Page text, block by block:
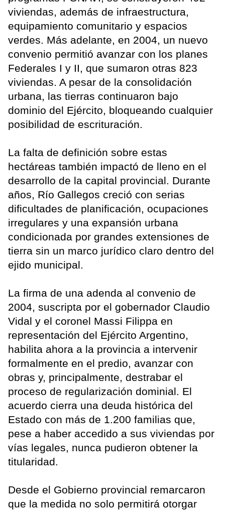
viviendas, además de infraestructura,
equipamiento comunitario y espacios
verdes. Más adelante, en 2004, un nuevo
convenio permitió avanzar con los planes
Federales I y II, que sumaron otras 823
viviendas. A pesar de la consolidación
urbana, las tierras continuaron bajo
dominio del Ejército, bloqueando cualquier
posibilidad de escrituración.
La falta de definición sobre estas
hectáreas también impactó de lleno en el
desarrollo de la capital provincial. Durante
años, Río Gallegos creció con serias
dificultades de planificación, ocupaciones
irregulares y una expansión urbana
condicionada por grandes extensiones de
tierra sin un marco jurídico claro dentro del
ejido municipal.
La firma de una adenda al convenio de
2004, suscripta por el gobernador Claudio
Vidal y el coronel Massi Filippa en
representación del Ejército Argentino,
habilita ahora a la provincia a intervenir
formalmente en el predio, avanzar con
obras y, principalmente, destrabar el
proceso de regularización dominial. El
acuerdo cierra una deuda histórica del
Estado con más de 1.200 familias que,
pese a haber accedido a sus viviendas por
vías legales, nunca pudieron obtener la
titularidad.
Desde el Gobierno provincial remarcaron
que la medida no solo permitirá otorgar